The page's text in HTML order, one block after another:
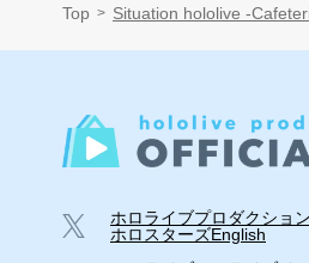
Top Situation hololive -
ホロライブプロダクション
ホロスターズEnglish